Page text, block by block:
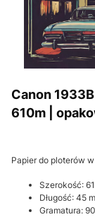
Canon
610m |
Papier do ploterów
Szerokość:
Długość: 45 m
Gramatura: